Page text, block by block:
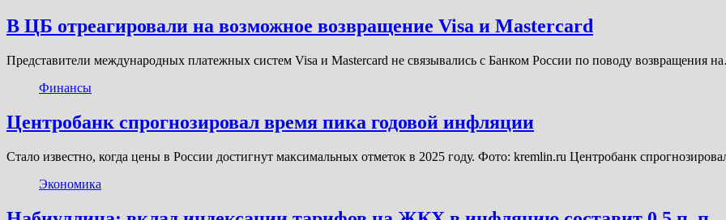
В ЦБ отреагировали на возможное возвращение Visa и Mastercard
Представители международных платежных систем Visa и Mastercard не связывались с Банком России по поводу возвращения
Финансы
Центробанк спрогнозировал время пика годовой инфляции
Стало известно, когда цены в России достигнут максимальных отметок в 2025 году. Фото: kremlin.ru Центробанк
Экономика